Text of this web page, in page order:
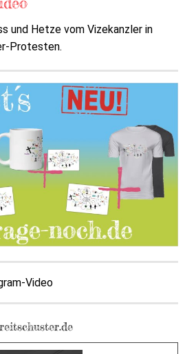
und Hetze vom Vizekanzler in
Protesten.
Video